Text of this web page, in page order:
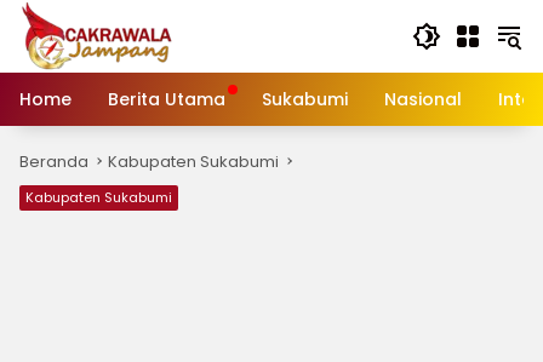
Langsung
konten
Home
Berita Utama Sukabumi Nasional
Beranda Kabupaten Sukabumi
Kabupaten Sukabumi